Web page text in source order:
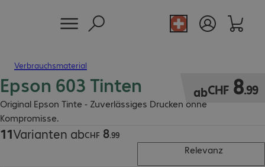
Verbrauchsmaterial
Epson 603 Tinten
Original Epson Tinte - Zuverlässiges Drucken ohne
Kompromisse.
abCHF 8.99
CHF 8.99
11Varianten abCHF 8.99
CHF 8.99
Relevanz